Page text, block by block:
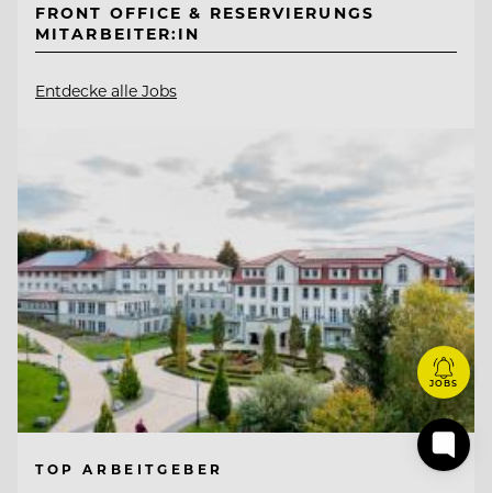
FRONT OFFICE & RESERVIERUNGS
MITARBEITER:IN
Entdecke alle Jobs
TOP ARBEITGEBER
JOBS